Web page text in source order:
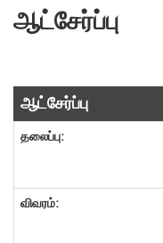
ஆட்சேர்ப்பு
ஆட்சேர்ப்பு